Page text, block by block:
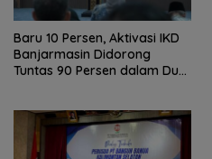
Baru 10 Persen, Aktivasi IKD
Banjarmasin Didorong
Tuntas 90 Persen dalam Dua